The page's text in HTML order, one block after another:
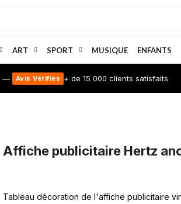
ART SPORT MUSIQUE ENFANTS
— Avis Vérifiés + de 15 000 clients satisfaits
Affiche publicitaire Hertz
Tableau décoration de l'affiche publicitaire